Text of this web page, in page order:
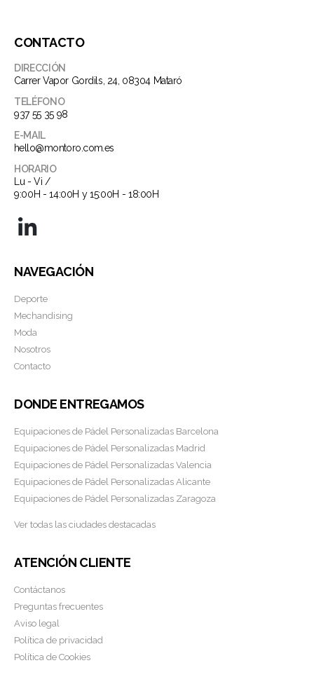
CONTACTO
DIRECCIÓN
Carrer Vapor Gordils, 24, 08304 Mataró
TELÉFONO
937 55 35 98
E-MAIL
hello@montoro.com.es
HORARIO
Lu - Vi /
9:00H - 14:00H y 15:00H - 18:00H
NAVEGACIÓN
Deporte
Mechandising
Moda
Nosotros
Contacto
DONDE ENTREGAMOS
Equipaciones de Pádel Personalizadas Barcelona
Equipaciones de Pádel Personalizadas Madrid
Equipaciones de Pádel Personalizadas Valencia
Equipaciones de Pádel Personalizadas Alicante
Equipaciones de Pádel Personalizadas Zaragoza
Ver todas las ciudades destacadas
ATENCIÓN CLIENTE
Contáctanos
Preguntas frecuentes
Aviso legal
Política de privacidad
Política de Cookies